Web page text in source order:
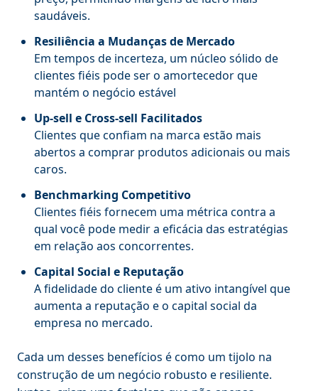
saudáveis.
Resiliência a Mudanças de Mercado
Em tempos de incerteza, um núcleo sólido de
clientes fiéis pode ser o amortecedor que
mantém o negócio estável
Up-sell e Cross-sell Facilitados
Clientes que confiam na marca estão mais
abertos a comprar produtos adicionais ou mais
caros.
Benchmarking Competitivo
Clientes fiéis fornecem uma métrica contra a
qual você pode medir a eficácia das estratégias
em relação aos concorrentes.
Capital Social e Reputação
A fidelidade do cliente é um ativo intangível que
aumenta a reputação e o capital social da
empresa no mercado.
Cada um desses benefícios é como um tijolo na
construção de um negócio robusto e resiliente.